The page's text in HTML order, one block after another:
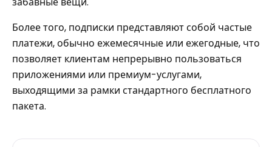
Более того, подписки представляют собой частые
платежи, обычно ежемесячные или ежегодные, что
позволяет клиентам непрерывно пользоваться
приложениями или премиум-услугами,
выходящими за рамки стандартного бесплатного
пакета.